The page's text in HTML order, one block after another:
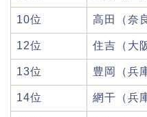
10位 高田（奈
12位 住吉（大
13位 豊岡（兵
14位 網干（兵